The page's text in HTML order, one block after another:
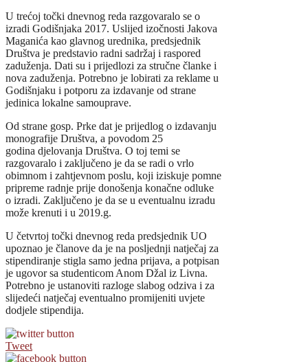
U trećoj točki dnevnog reda razgovaralo se o
izradi Godišnjaka 2017. Uslijed izočnosti Jakova
Maganića kao glavnog urednika, predsjednik
Društva je predstavio radni sadržaj i raspored
zaduženja. Dati su i prijedlozi za stručne članke i
nova zaduženja. Potrebno je lobirati za reklame u
Godišnjaku i potporu za izdavanje od strane
jedinica lokalne samouprave.
Od strane gosp. Prke dat je prijedlog o izdavanju
monografije Društva, a povodom 25
godina djelovanja Društva. O toj temi se
razgovaralo i zaključeno je da se radi o vrlo
obimnom i zahtjevnom poslu, koji iziskuje pomne
pripreme radnje prije donošenja konačne odluke
o izradi. Zaključeno je da se u eventualnu izradu
može krenuti i u 2019.g.
U četvrtoj točki dnevnog reda predsjednik UO
upoznao je članove da je na posljednji natječaj za
stipendiranje stigla samo jedna prijava, a potpisan
je ugovor sa studenticom Anom Džal iz Livna.
Potrebno je ustanoviti razloge slabog odziva i za
slijedeći natječaj eventualno promijeniti uvjete
dodjele stipendija.
Tweet